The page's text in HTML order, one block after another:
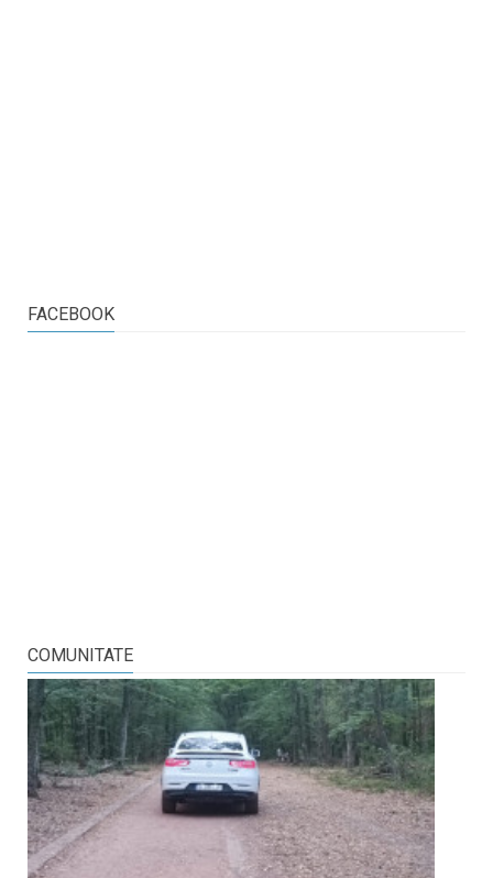
FACEBOOK
COMUNITATE